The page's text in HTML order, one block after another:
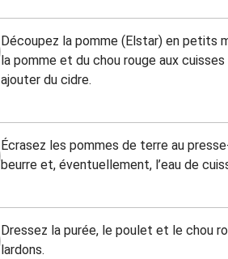
Découpez la pomme (Elstar) en petits
la pomme et du chou rouge aux
ajouter du cidre.
Écrasez les pommes de terre au
beurre et, éventuellement, l’eau de
Dressez la purée, le poulet et le chou
lardons.